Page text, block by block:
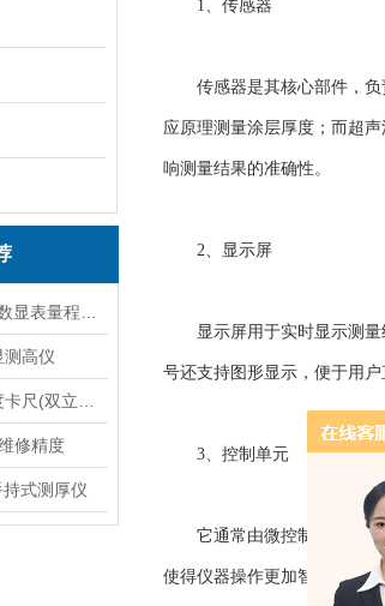
高仪
修精度
式测厚仪
1、传感器
传感器是其核心部件，负
应原理测量涂层厚度；而超
响测量结果的准确性。
2、显示屏
显示屏用于实时显示测量
号还支持图形显示，便于用
3、控制单元
它通常由微控制器或微处理
使得仪器操作更加智能化和便